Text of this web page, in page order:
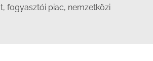
fogyasztói piac, nemzetközi